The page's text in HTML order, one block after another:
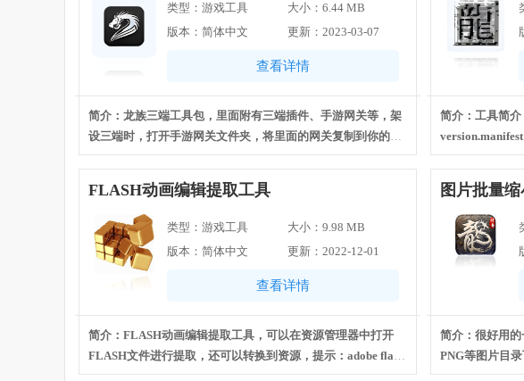
类型：游戏工具
大小：6.44 MB
版本：简体中文
更新：2023-03-07
查看详情
简介：龙族三端工具包，里面附有三端插件、手游网关等，架
设三端时，打开手游网关文件夹，将里面的网关复制到你的游
戏版本根目录里面，注意：配置H5登陆网关端口7001 与登陆
简介：工具简
下的assets目录里面，3、热
FLASH动画编辑提取工具
类型：游戏工具
大小：9.98 MB
版本：简体中文
更新：2022-12-01
查看详情
简介：FLASH动画编辑提取工具，可以在资源管理器中打开
FLASH文件进行提取，还可以转换到资源，提示：adobe flash
player需要最新，如果不是最新会提示更新。
图片批量
简介：很好用
PNG等图片目
转换进度，还